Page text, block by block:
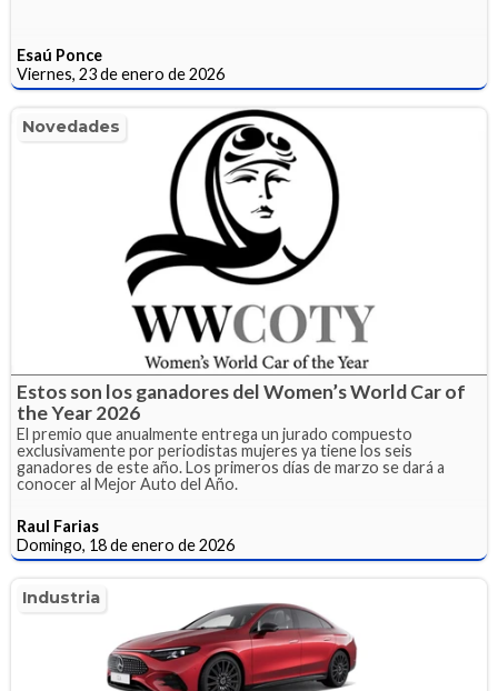
Esaú Ponce
Viernes, 23 de enero de 2026
Novedades
Estos son los ganadores del Women’s World Car of
the Year 2026
El premio que anualmente entrega un jurado compuesto
exclusivamente por periodistas mujeres ya tiene los seis
ganadores de este año. Los primeros días de marzo se dará a
conocer al Mejor Auto del Año.
Raul Farias
Domingo, 18 de enero de 2026
Industria